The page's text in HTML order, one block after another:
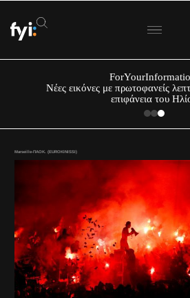
Νέες εικόνες με πρωτοφανείς
επιφάνεια του
Marseille-ΠΑΟΚ. (EUROKINISSI)